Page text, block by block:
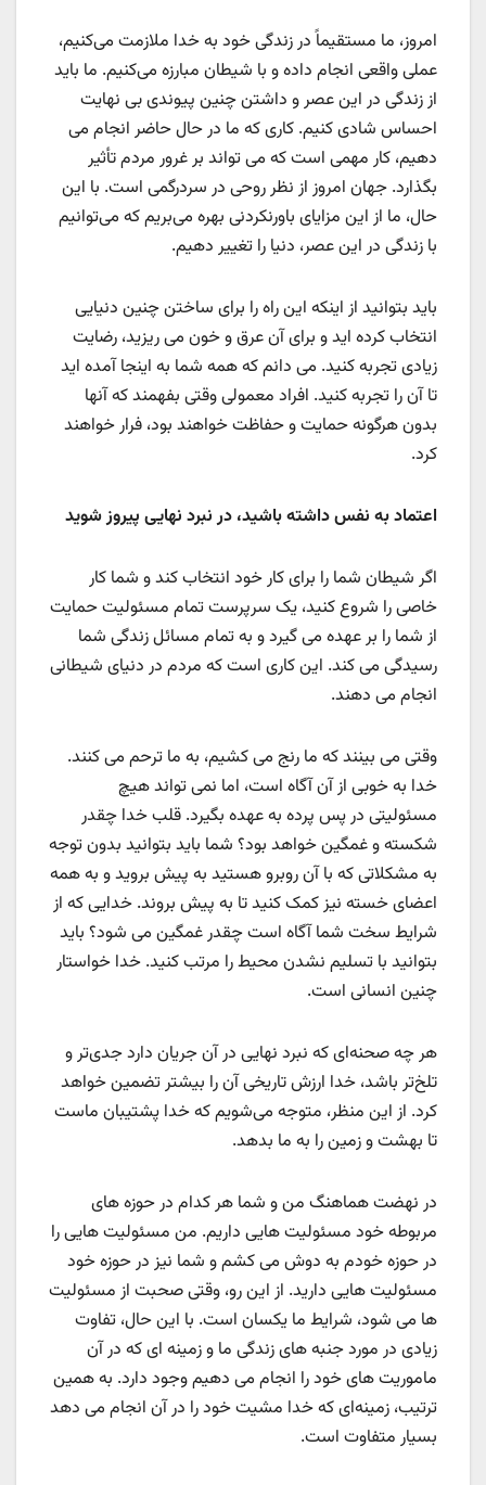
امروز، ما مستقیماً در زندگی خود به خدا ملازمت می‌کنیم،
عملی واقعی انجام داده و با شیطان مبارزه می‌کنیم. ما باید
از زندگی در این عصر و داشتن چنین پیوندی بی نهایت
احساس شادی کنیم. کاری که ما در حال حاضر انجام می
دهیم، کار مهمی است که می تواند بر غرور مردم تأثیر
بگذارد. جهان امروز از نظر روحی در سردرگمی است. با این
حال، ما از این مزایای باورنکردنی بهره می‌بریم که می‌توانیم
با زندگی در این عصر، دنیا را تغییر دهیم.
باید بتوانید از اینکه این راه را برای ساختن چنین دنیایی
انتخاب کرده اید و برای آن عرق و خون می ریزید، رضایت
زیادی تجربه کنید. می دانم که همه شما به اینجا آمده اید
تا آن را تجربه کنید. افراد معمولی وقتی بفهمند که آنها
بدون هرگونه حمایت و حفاظت خواهند بود، فرار خواهند
کرد.
اعتماد به نفس داشته باشید، در نبرد نهایی پیروز شوید
اگر شیطان شما را برای کار خود انتخاب کند و شما کار
خاصی را شروع کنید، یک سرپرست تمام مسئولیت حمایت
از شما را بر عهده می گیرد و به تمام مسائل زندگی شما
رسیدگی می کند. این کاری است که مردم در دنیای شیطانی
انجام می دهند.
وقتی می بینند که ما رنج می کشیم، به ما ترحم می کنند.
خدا به خوبی از آن آگاه است، اما نمی تواند هیچ
مسئولیتی در پس پرده به عهده بگیرد. قلب خدا چقدر
شکسته و غمگین خواهد بود؟ شما باید بتوانید بدون توجه
به مشکلاتی که با آن روبرو هستید به پیش بروید و به همه
اعضای خسته نیز کمک کنید تا به پیش بروند. خدایی که از
شرایط سخت شما آگاه است چقدر غمگین می شود؟ باید
بتوانید با تسلیم نشدن محیط را مرتب کنید. خدا خواستار
چنین انسانی است.
هر چه صحنه‌ای که نبرد نهایی در آن جریان دارد جدی‌تر و
تلخ‌تر باشد، خدا ارزش تاریخی آن را بیشتر تضمین خواهد
کرد. از این منظر، متوجه می‌شویم که خدا پشتیبان ماست
تا بهشت و زمین را به ما بدهد.
در نهضت هماهنگ من و شما هر کدام در حوزه های
مربوطه خود مسئولیت هایی داریم. من مسئولیت هایی را
در حوزه خودم به دوش می کشم و شما نیز در حوزه خود
مسئولیت هایی دارید. از این رو، وقتی صحبت از مسئولیت
ها می شود، شرایط ما یکسان است. با این حال، تفاوت
زیادی در مورد جنبه های زندگی ما و زمینه ای که در آن
ماموریت های خود را انجام می دهیم وجود دارد. به همین
ترتیب، زمینه‌ای که خدا مشیت خود را در آن انجام می دهد
بسیار متفاوت است.